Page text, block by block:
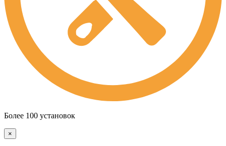
Более 100 установок
×